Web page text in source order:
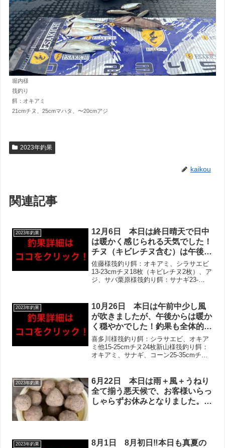
堀内様
筏釣り
餌：オキアミ
21cmチヌ、25cmマハタ、〜20cmアジ
2023年釣果
kaikou
関連記事
2023年釣果
12月6日 本日は終日晴天で日中
は暖かく感じられる天気でした！
チヌ（キビレチヌ含む）は午後か
ら伸びた方が多数で良型含め複数
組で上がりました！２桁枚数の方
や、初チヌゲットの方も‼︎絶好調
イワシが大漁でクーラー２つ満杯
の方もいらっしゃいました‼︎
佐藤様筏釣り餌：オキアミ、シラサエビ
13-23cmチヌ18枚（キビレチヌ2枚）、ア
ジ、サバ栗原様筏釣り餌：サナギ23-
枚、アジ・サバ多数稲垣様筏釣り餌...
2023年釣果
10月26日 本日は午前中少し風
が吹きましたが、午後からは暖か
く穏やかでした！釣果も全体的に
伸び、チヌは久しぶりの20枚オ
ーバー＋46cmビッグサイズ‼︎泳
がせ釣りはあがらずでしたが、ア
ゴやへダイも数伸びて、五目釣り
もしっかり楽しめそうです‼︎
喜多川様筏釣り餌：シラサエビ、オキア
ミ他15-25cmチヌ24枚新山様筏釣り餌：
オキアミ、サナギ、コーン25-35cmチヌ8
アジ三上様筏釣り餌：オキアミ、サナ
ギ...
2023年釣果
6月22日 本日は雨＋風＋うねり
全て揃う悪天候で、お客様いらっ
しゃらずお休みとなりました。釣
2023年釣果
8月1日 8月初日‼︎本日も真夏の